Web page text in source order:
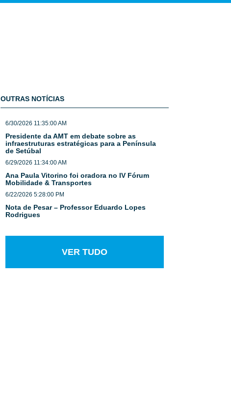
OUTRAS NOTÍCIAS
6/30/2026 11:35:00 AM
Presidente da AMT em debate sobre as
infraestruturas estratégicas para a Península
de Setúbal
6/29/2026 11:34:00 AM
Ana Paula Vitorino foi oradora no IV Fórum
Mobilidade & Transportes
6/22/2026 5:28:00 PM
Nota de Pesar – Professor Eduardo Lopes
Rodrigues
VER TUDO